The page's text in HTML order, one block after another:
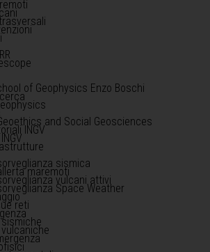
of Geophysics Enzo Boschi
and Social Geosciences
INGV
sismica
maremoti
vulcani attivi
Space Weather
reti